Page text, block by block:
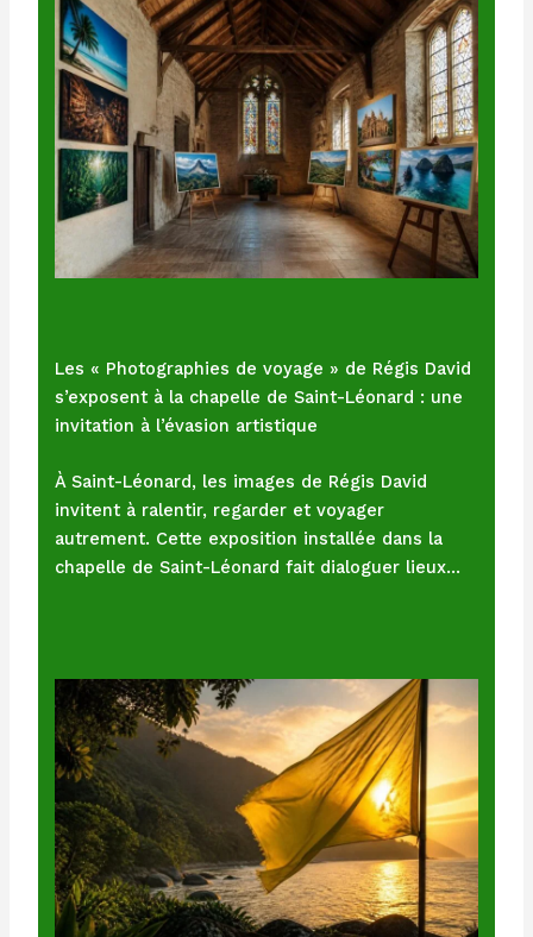
Les « Photographies de voyage » de Régis David
s’exposent à la chapelle de Saint-Léonard : une
invitation à l’évasion artistique
À Saint-Léonard, les images de Régis David
invitent à ralentir, regarder et voyager
autrement. Cette exposition installée dans la
chapelle de Saint-Léonard fait dialoguer lieux…